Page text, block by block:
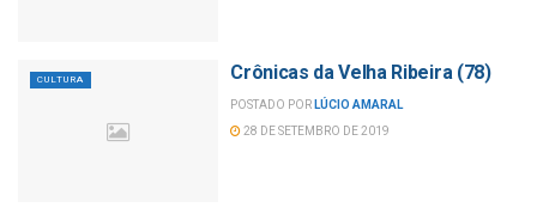
CULTURA Crônicas da Velha Ribeira (78)
POSTADO POR LÚCIO AMARAL
28 DE SETEMBRO DE 2019